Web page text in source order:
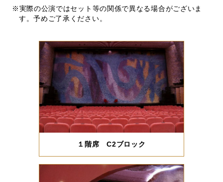
実際の公演ではセット等の関係で異なる場合がございま
す。予めご了承ください。
１階席 C2ブロック